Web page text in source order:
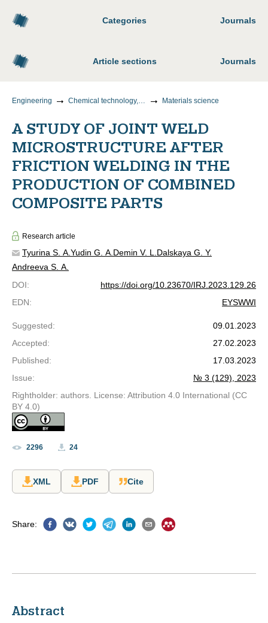
Categories Journals
Article sections Journals
Engineering Chemical technology, materials science, metallurgy Materials science
A STUDY OF JOINT WELD
MICROSTRUCTURE AFTER
FRICTION WELDING IN THE
PRODUCTION OF COMBINED
COMPOSITE PARTS
Research article
Tyurina S. A. Yudin G. A. Demin V. L. Dalskaya G. Y.
Andreeva S. A.
DOI:
https://doi.org/10.23670/IRJ.2023.129.26
EDN: EYSWWI
Suggested:
09.01.2023
Accepted:
27.02.2023
Published:
17.03.2023
Issue:
№ 3 (129), 2023
Rightholder: authors. License: Attribution 4.0 International (CC
BY 4.0)
2296 24
XML PDF Cite
Share:
Abstract